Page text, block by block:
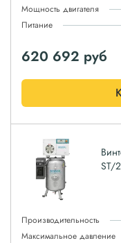
Мощность двигателя
Питание
620 692 руб
ST/
Производительность
Максимальное давление